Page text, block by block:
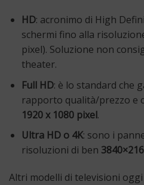
HD: acronimo di High
schermi fino alla
pixel). Soluzione non
theater.
Full HD: è lo standard che
rapporto qualità/prezzo e
1920 x 1080 pixel.
Ultra HD o 4K: sono i
risoluzioni di ben
Altri modelli di televisioni